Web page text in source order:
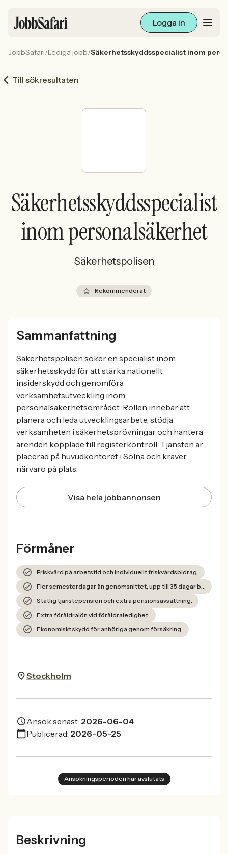
Logga in
Arbetsliv och karriär
För arbetsgivare
Sök med AI
Ny här? Skapa konto
JobbSafari/Lediga jobb/Säkerhetsskyddsspecialist inom
Till sökresultaten
Säkerhetsskyddsspecialist
inom personalsäkerhet
Säkerhetspolisen
Rekommenderat
Sammanfattning
Säkerhetspolisen söker en specialist inom
säkerhetsskydd för att stärka nationellt
insiderskydd och genomföra
verksamhetsutveckling inom
personalsäkerhetsområdet. Rollen innebär att
planera och leda utvecklingsarbete, stödja
verksamheten i säkerhetsprövningar och hantera
ärenden kopplade till registerkontroll. Tjänsten är
placerad på huvudkontoret i Solna och kräver
närvaro på plats.
Visa hela jobbannonsen
Förmåner
Friskvård på arbetstid och individuellt friskvårdsbidrag.
Fler semesterdagar än genomsnittet, upp till 35 dagar beroende på ålder.
Statlig tjänstepension och extra pensionsavsättning.
Extra föräldralön vid föräldraledighet.
Ekonomiskt skydd för anhöriga genom försäkring.
Stockholm
Ansök senast: 2026-06-04
Publicerad: 2026-05-25
Ansökningsperioden har avslutats
Beskrivning